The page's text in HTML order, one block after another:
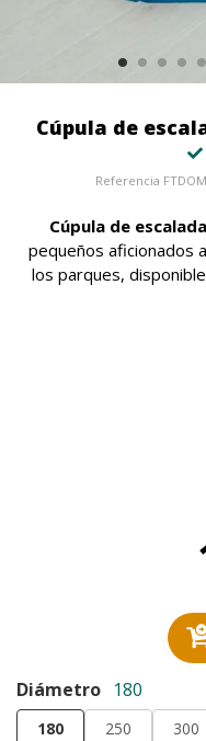
Cúpula de
Referencia
Cúpula de
pequeños aficionados
los parques,
Diámetro 180
180 250 300